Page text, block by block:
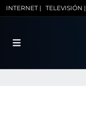
INTERNET | TELEVISIÓN |